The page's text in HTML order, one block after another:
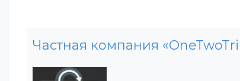
Частная компания